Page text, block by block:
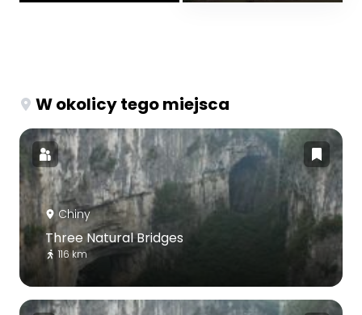
W okolicy tego miejsca
Chiny
Three Natural Bridges
116 km